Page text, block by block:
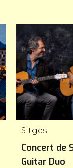
Sitges
Concert de
Guitar Duo